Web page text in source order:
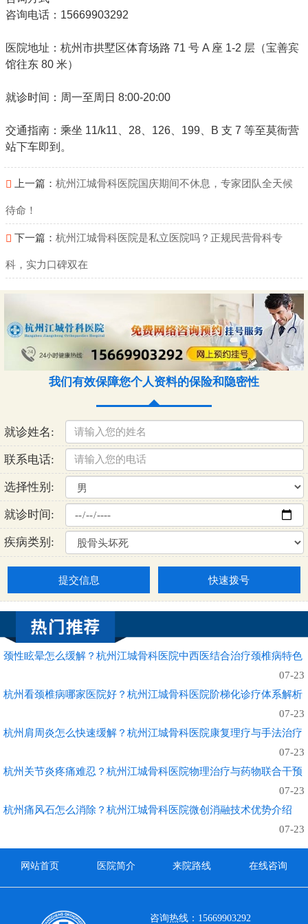
咨询电话：15669903292
医院地址：杭州市拱墅区体育场路 71 号 A 座 1-2 层（宝善宾
馆往东 80 米）
就诊时间：周一至周日 8:00-20:00
交通指南 ：乘坐 11/k11、28、126、199、B 支 7 等至莫衙营
站下车即到。
上一篇：杭州江城骨科医院国庆期间不休息，专家团队全天候
待命！
下一篇：杭州江城骨科医院是私立医院吗？正规民营骨科专
科，实力口碑双在
我们有效保障您个人资料的保险和隐密性
就诊姓名:
联系电话:
选择性别:
就诊时间:
疾病类别:
提交信息 快速拨号
颈性眩晕怎么缓解？杭州江城骨科医院中西医结合治疗颈椎病特色
07-23
杭州看颈椎病哪家医院好？杭州江城骨科医院阶梯化诊疗体系解析
07-23
杭州肩周炎怎么快速缓解？杭州江城骨科医院康复理疗与手法治疗
07-23
杭州关节炎疼痛难忍？杭州江城骨科医院物理治疗与药物联合干预
07-23
杭州痛风石怎么消除？杭州江城骨科医院微创消融技术优势介绍
07-23
网站首页 医院简介 来院路线 在线咨询
咨询热线：15669903292